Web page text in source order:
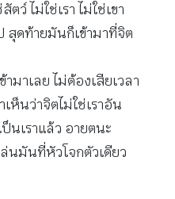
ตว์ ไม่ใช่เรา ไม่ใช่เขา
สุดท้ายมันก็เข้ามาที่จิต
ามาเลย ไม่ต้องเสียเวลา
ห็นว่าจิตไม่ใช่เราอัน
นเราแล้ว อายตนะ
นมันที่หัวโจกตัวเดียว